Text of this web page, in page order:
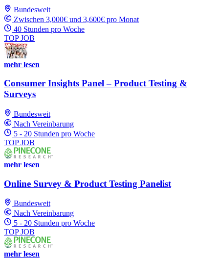
Bundesweit
Zwischen 3,000€ und 3,600€ pro Monat
40 Stunden pro Woche
TOP JOB
mehr lesen
Consumer Insights Panel – Product Testing &
Surveys
Bundesweit
Nach Vereinbarung
5 - 20 Stunden pro Woche
TOP JOB
mehr lesen
Online Survey & Product Testing Panelist
Bundesweit
Nach Vereinbarung
5 - 20 Stunden pro Woche
TOP JOB
mehr lesen